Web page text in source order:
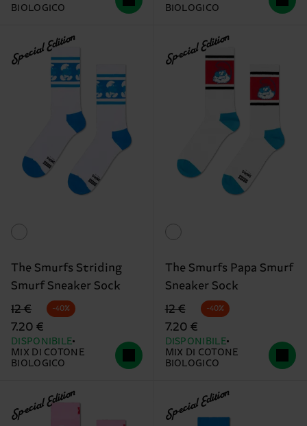
BIOLOGICO
BIOLOGICO
Special Edition
The Smurfs Striding
Smurf Sneaker Sock
Prezzo di partenza
12 €
prezzo scontato
7.20 €
-40%
DISPONIBILE
MIX DI COTONE
BIOLOGICO
Special Edition
The Smurfs Papa Smurf
Sneaker Sock
Prezzo di partenza
12 €
prezzo scontato
7.20 €
-40%
DISPONIBILE
MIX DI COTONE
BIOLOGICO
Special Edition Special Edition